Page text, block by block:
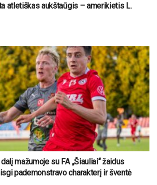
atletiškas aukštaūgis – amerikietis L.
mažumoje su FA „Šiauliai“ žaidus
pademonstravo charakterį ir šventė